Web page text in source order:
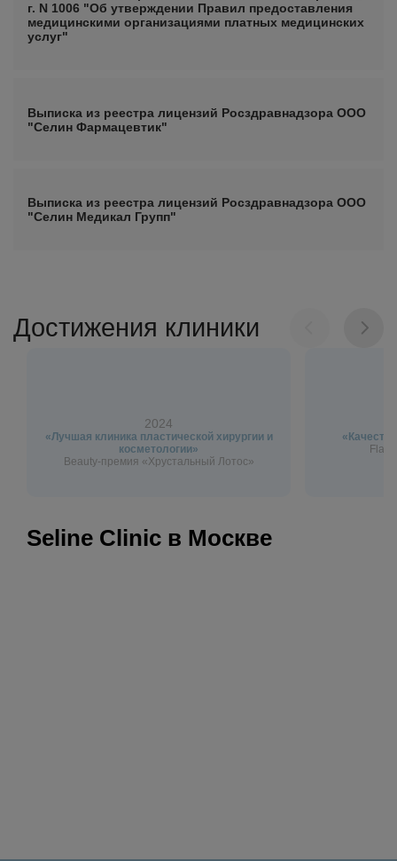
г. N 1006 "Об утверждении Правил предоставления
медицинскими организациями платных медицинских
услуг"
Выписка из реестра лицензий Росздравнадзора ООО
"Селин Фармацевтик"
Выписка из реестра лицензий Росздравнадзора ООО
"Селин Медикал Групп"
Достижения клиники
2024
«Лучшая клиника пластической хирургии и
косметологии»
Beauty-премия «Хрустальный Лотос»
Seline Clinic в Москве